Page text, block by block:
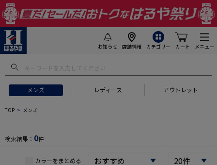
お知らせ 店舗情報 カテゴリー カート メニュー
メンズ レディース アウトレット
フトにおすすめ #セットアップ スーツ
TOP メンズ
検索結果： 0件
カラーをまとめる